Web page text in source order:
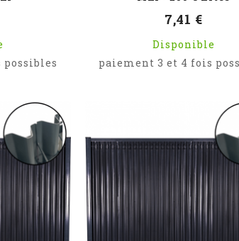
7,41 €
Disponible
paiement 3 et 4 fois